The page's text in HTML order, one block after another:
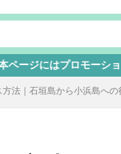
モーションが含まれてい
法｜石垣島から小浜島へ